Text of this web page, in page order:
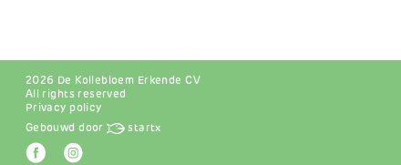
2026 De Kollebloem Erkende CV
All rights reserved
Privacy policy
Gebouwd door startx
AfbeeldingAfbeelding